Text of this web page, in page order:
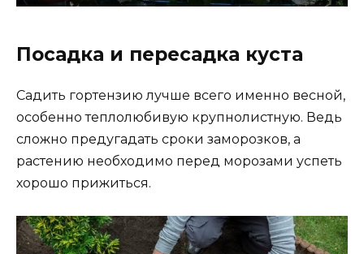
Посадка и пересадка куста
Садить гортензию лучше всего именно весной,
особенно теплолюбивую крупнолистную. Ведь
сложно предугадать сроки заморозков, а
растению необходимо перед морозами успеть
хорошо прижиться.